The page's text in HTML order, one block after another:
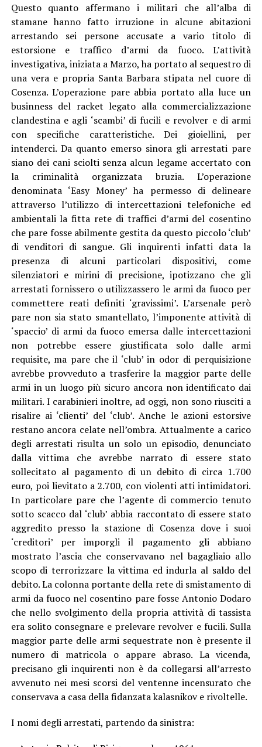
Questo quanto affermano i militari che all’alba di
stamane hanno fatto irruzione in alcune abitazioni
arrestando sei persone accusate a vario titolo di
estorsione e traffico d’armi da fuoco. L’attività
investigativa, iniziata a Marzo, ha portato al sequestro di
una vera e propria Santa Barbara stipata nel cuore di
Cosenza. L’operazione pare abbia portato alla luce un
businness del racket legato alla commercializzazione
clandestina e agli ‘scambi’ di fucili e revolver e di armi
con specifiche caratteristiche. Dei gioiellini, per
intenderci. Da quanto emerso sinora gli arrestati pare
siano dei cani sciolti senza alcun legame accertato con
la criminalità organizzata bruzia. L’operazione
denominata ‘Easy Money’ ha permesso di delineare
attraverso l’utilizzo di intercettazioni telefoniche ed
ambientali la fitta rete di traffici d’armi del cosentino
che pare fosse abilmente gestita da questo piccolo ‘club’
di venditori di sangue. Gli inquirenti infatti data la
presenza di alcuni particolari dispositivi, come
silenziatori e mirini di precisione, ipotizzano che gli
arrestati fornissero o utilizzassero le armi da fuoco per
commettere reati definiti ‘gravissimi’. L’arsenale però
pare non sia stato smantellato, l’imponente attività di
‘spaccio’ di armi da fuoco emersa dalle intercettazioni
non potrebbe essere giustificata solo dalle armi
requisite, ma pare che il ‘club’ in odor di perquisizione
avrebbe provveduto a trasferire la maggior parte delle
armi in un luogo più sicuro ancora non identificato dai
militari. I carabinieri inoltre, ad oggi, non sono riusciti a
risalire ai ‘clienti’ del ‘club’. Anche le azioni estorsive
restano ancora celate nell’ombra. Attualmente a carico
degli arrestati risulta un solo un episodio, denunciato
dalla vittima che avrebbe narrato di essere stato
sollecitato al pagamento di un debito di circa 1.700
euro, poi lievitato a 2.700, con violenti atti intimidatori.
In particolare pare che l’agente di commercio tenuto
sotto scacco dal ‘club’ abbia raccontato di essere stato
aggredito presso la stazione di Cosenza dove i suoi
‘creditori’ per imporgli il pagamento gli abbiano
mostrato l’ascia che conservavano nel bagagliaio allo
scopo di terrorizzare la vittima ed indurla al saldo del
debito. La colonna portante della rete di smistamento di
armi da fuoco nel cosentino pare fosse Antonio Dodaro
che nello svolgimento della propria attività di tassista
era solito consegnare e prelevare revolver e fucili. Sulla
maggior parte delle armi sequestrate non è presente il
numero di matricola o appare abraso. La vicenda,
precisano gli inquirenti non è da collegarsi all’arresto
avvenuto nei mesi scorsi del ventenne incensurato che
conservava a casa della fidanzata kalasnikov e rivoltelle.
I nomi degli arrestati, partendo da sinistra: